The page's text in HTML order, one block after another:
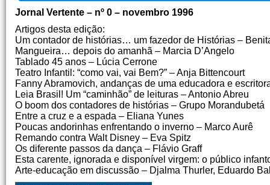
Jornal Vertente – nº 0 – novembro 1996
Artigos desta edição:
Um contador de histórias… um fazedor de Histórias –
Mangueira… depois do amanhã – Marcia D’Angelo
Tablado 45 anos – Lúcia Cerrone
Teatro Infantil: “como vai, vai Bem?” – Anja Bittencourt
Fanny Abramovich, andanças de uma educadora e
Leia Brasil! Um “caminhão” de leituras – Antonio Abreu
O boom dos contadores de histórias – Grupo Morandubetá
Entre a cruz e a espada – Eliana Yunes
Poucas andorinhas enfrentando o inverno – Marco Aurê
Remando contra Walt Disney – Eva Spitz
Os diferente passos da dança – Flávio Graff
Esta carente, ignorada e disponível virgem: o público
Arte-educação em discussão – Djalma Thurler, Eduardo